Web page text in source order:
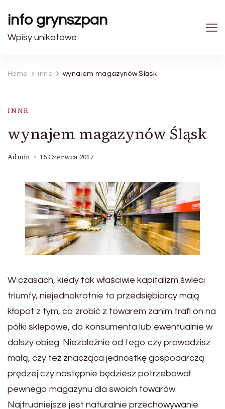
info grynszpan
Wpisy unikatowe
Home inne wynajem magazynów Śląsk
INNE
wynajem magazynów Śląsk
Admin 15 Czerwca 2017
W czasach, kiedy tak właściwie kapitalizm świeci
triumfy, niejednokrotnie to przedsiębiorcy mają
kłopot z tym, co zrobić z towarem zanim trafi on na
półki sklepowe, do konsumenta lub ewentualnie w
dalszy obieg. Niezależnie od tego czy prowadzisz
małą, czy też znacząca jednostkę gospodarczą
prędzej czy następnie będziesz potrzebował
pewnego magazynu dla swoich towarów.
Najtrudniejsze jest naturalnie przechowywanie